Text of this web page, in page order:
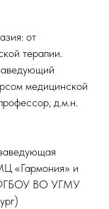
от
терапии.
медицинской
д.м.н.
«Гармония» и
ФГБОУ ВО УГМУ